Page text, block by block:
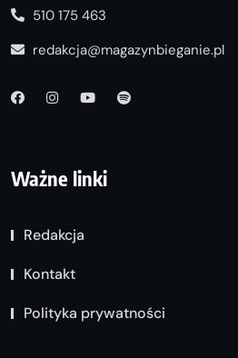
510 175 463
redakcja@magazynbieganie.pl
Ważne linki
Redakcja
Kontakt
Polityka prywatności